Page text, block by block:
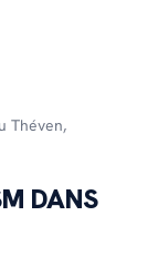
Théven,
DANS